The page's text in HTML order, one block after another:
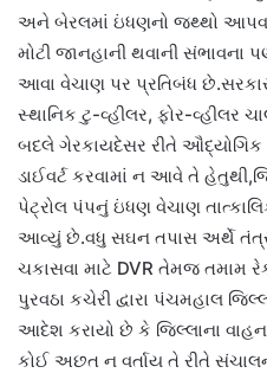
અને બેરલમાં ઇંધણનો જથ્થો
મોટી જાનહાની થવાની સંભાવના
આવા વેચાણ પર પ્રતિબંધ
સ્થાનિક ટુ-વ્હીલર, ફોર-
બદલે ગેરકાયદેસર રીતે
ડાઈવર્ટ કરવામાં ન આવે તે
પેટ્રોલ પંપનું ઇંધણ વેચાણ
આવ્યું છે.વધુ સઘન તપાસ અર્થે તંત્ર
ચકાસવા માટે DVR તેમજ તમામ
પુરવઠા કચેરી દ્વારા પંચમહાલ
આદેશ કરાયો છે કે જિલ્લાના
કોઈ અછત ન વર્તાય તે રીતે